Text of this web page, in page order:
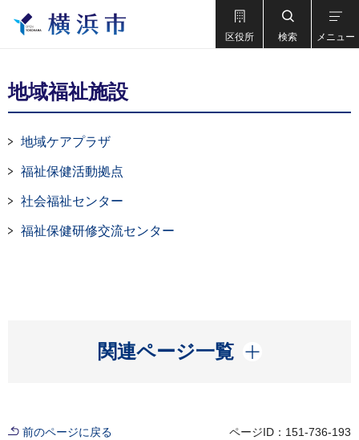
区役所 検索 メニュー
地域福祉施設
地域ケアプラザ
福祉保健活動拠点
社会福祉センター
福祉保健研修交流センター
関連ページ一覧
開く
前のページに戻る ページID：151-736-193